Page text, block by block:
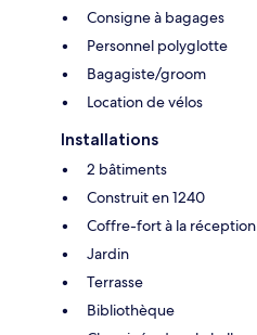
Consigne à bagages
Personnel polyglotte
Bagagiste/groom
Location de vélos
Installations
2 bâtiments
Construit en 1240
Coffre-fort à la réception
Jardin
Terrasse
Bibliothèque